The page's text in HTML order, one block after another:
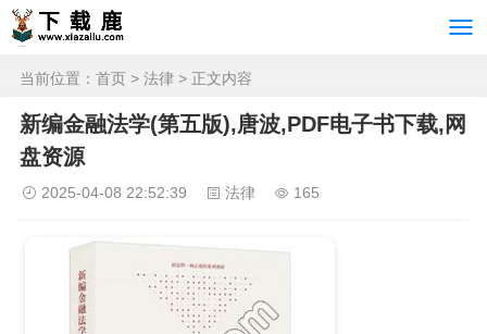
当前位置： 首页 > 法律 > 正文内容
新编金融法学(第五版),唐波,PDF电子书下载,网
盘资源
2025-04-08 22:52:39 法律 165